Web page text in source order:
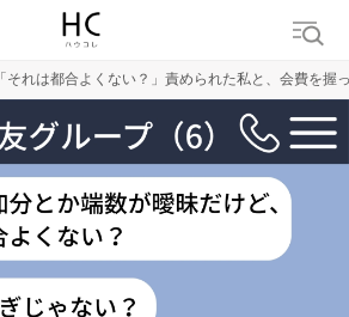
NG行動 彼女
「それは都合よくない？」責められた私と、会費を握